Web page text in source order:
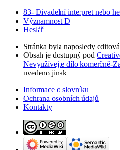
83- Divadelní interpret nebo
Významnost D
Heslář
Stránka byla naposledy
Obsah je dostupný pod
Nevyužívejte dílo komerčně-
uvedeno jinak.
Informace o slovníku
Ochrana osobních údajů
Kontakty